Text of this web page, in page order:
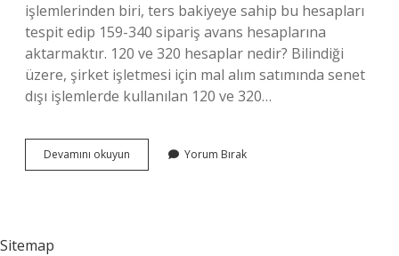
işlemlerinden biri, ters bakiyeye sahip bu hesapları
tespit edip 159-340 sipariş avans hesaplarına
aktarmaktır. 120 ve 320 hesaplar nedir? Bilindiği
üzere, şirket işletmesi için mal alım satımında senet
dışı işlemlerde kullanılan 120 ve 320…
Devamını okuyun
Hesap
Yorum Bırak
Sitemap